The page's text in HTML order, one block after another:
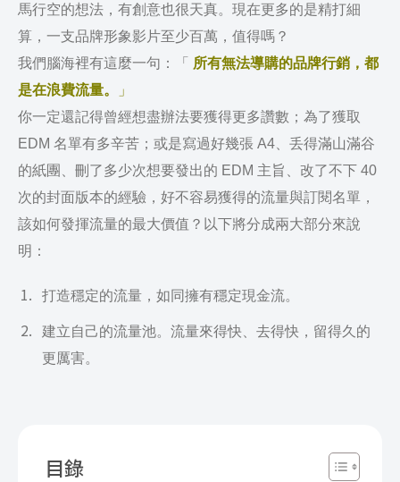
馬行空的想法，有創意也很天真。現在更多的是精打細
算，一支品牌形象影片至少百萬，值得嗎？
我們腦海裡有這麼一句：「
所有無法導購的品牌行銷，都
是在浪費流量。
」
你一定還記得曾經想盡辦法要獲得更多讚數；為了獲取
EDM 名單有多辛苦；或是寫過好幾張 A4、丢得滿山滿谷
的紙團、刪了多少次想要發出的 EDM 主旨、改了不下 40
次的封面版本的經驗，好不容易獲得的流量與訂閱名單，
該如何發揮流量的最大價值？以下將分成兩大部分來說
明：
打造穩定的流量，如同擁有穩定現金流。
建立自己的流量池。流量來得快、去得快，留得久的
更厲害。
目錄